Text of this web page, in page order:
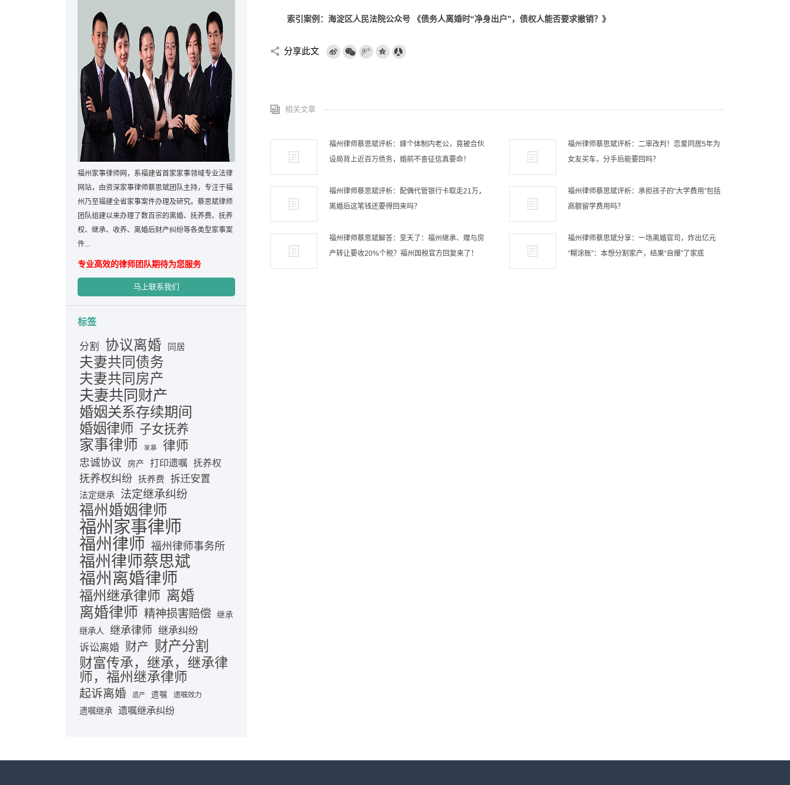
索引案例：海淀区人民法院公众号 《债务人离婚时“净身出户”，债权人能否要求撤销？ 》
分享此文
相关文章
福州律师蔡思斌评析：嫁个体制内老公，竟被合伙
设局背上近百万债务，婚前不查征信真要命！
福州律师蔡思斌评析：二审改判！恋爱同居5年为
女友买车，分手后能要回吗？
福州律师蔡思斌评析：配偶代管银行卡取走21万，
离婚后这笔钱还要得回来吗？
福州律师蔡思斌评析：承担孩子的“大学费用”包括
高额留学费用吗？
福州律师蔡思斌解答：变天了：福州继承、赠与房
产转让要收20%个税？福州国税官方回复来了！
福州律师蔡思斌分享：一场离婚官司，炸出亿元
“糊涂账”：本想分割家产，结果“自爆”了家底
福州家事律师网，系福建省首家家事领域专业法律
网站，由资深家事律师蔡思斌团队主持，专注于福
州乃至福建全省家事案件办理及研究。蔡思斌律师
团队组建以来办理了数百宗的离婚、抚养费、抚养
权、继承、收养、离婚后财产纠纷等各类型家事案
件...
专业高效的律师团队期待为您服务
马上联系我们
标签
分割 协议离婚 同居
夫妻共同债务
夫妻共同房产
夫妻共同财产
婚姻关系存续期间
婚姻律师 子女抚养
家事律师 家暴 律师
忠诚协议 房产 打印遗嘱 抚养权
抚养权纠纷 抚养费 拆迁安置
法定继承 法定继承纠纷
福州婚姻律师
福州家事律师
福州律师 福州律师事务所
福州律师蔡思斌
福州离婚律师
福州继承律师 离婚
离婚律师 精神损害赔偿 继承
继承人 继承律师 继承纠纷
诉讼离婚 财产 财产分割
财富传承，继承，继承律
师，福州继承律师
起诉离婚 遗产 遗嘱 遗嘱效力
遗嘱继承 遗嘱继承纠纷